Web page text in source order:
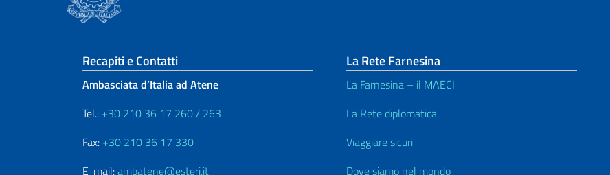
Sezione footer
Recapiti e Contatti
Ambasciata d’Italia ad Atene
Tel.: +30 210 36 17 260 / 263
Fax: +30 210 36 17 330
E-mail:ambatene@esteri.it
La Rete Farnesina
La Farnesina – il MAECI
La Rete diplomatica
Viaggiare sicuri
Dove siamo nel mondo